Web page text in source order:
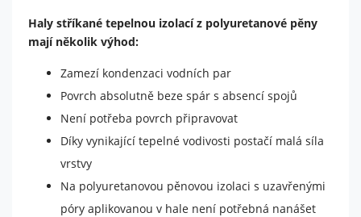
Haly stříkané tepelnou izolací z polyuretanové pěny
mají několik výhod:
Zamezí kondenzaci vodních par
Povrch absolutně beze spár s absencí spojů
Není potřeba povrch připravovat
Díky vynikající tepelné vodivosti postačí malá síla
vrstvy
Na polyuretanovou pěnovou izolaci s uzavřenými
póry aplikovanou v hale není potřebná nanášet
nejsou
potřeba
pro
webu.
Abychom
mohli